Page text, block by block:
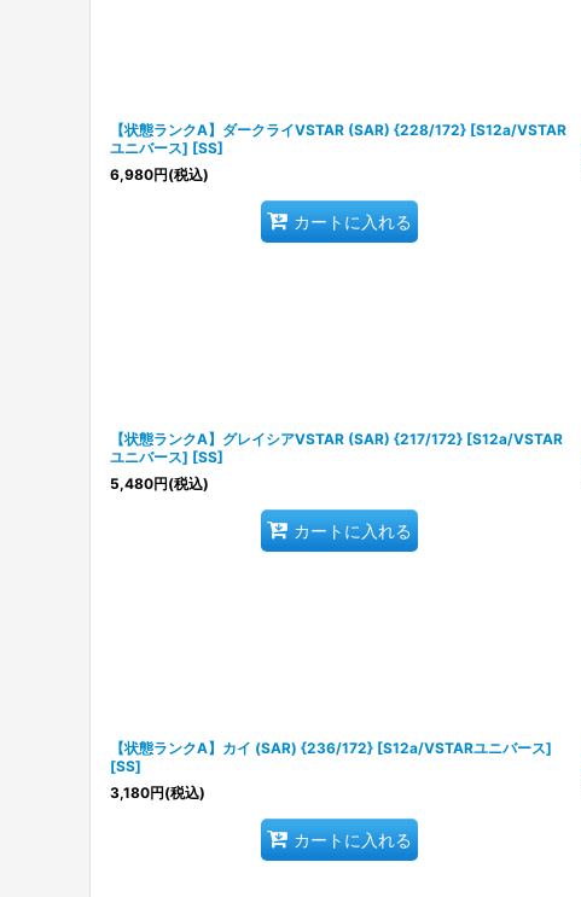
【状態ランクA】ダークライVSTAR (SAR) {228/172} [S12a/VSTAR
ユニバース] [SS]
6,980円(税込)
カートに入れる
【状態ランクA】グレイシアVSTAR (SAR) {217/172} [S12a/VSTAR
ユニバース] [SS]
5,480円(税込)
カートに入れる
【状態ランクA】カイ (SAR) {236/172} [S12a/VSTARユニバース]
[SS]
3,180円(税込)
カートに入れる